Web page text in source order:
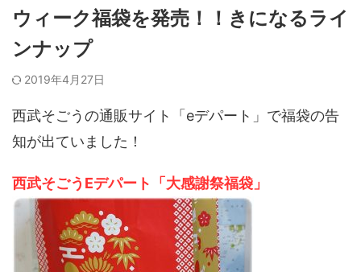
ウィーク福袋を発売！！きになるライ
ンナップ
2019年4月27日
西武そごうの通販サイト「eデパート」で福袋の告
知が出ていました！
西武そごうEデパート「大感謝祭福袋」